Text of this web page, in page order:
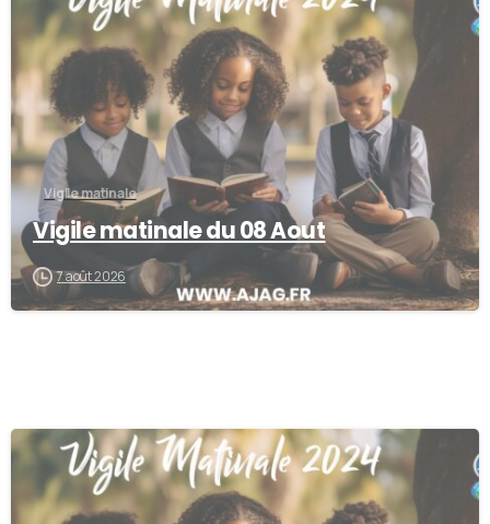
Vigile matinale
Vigile matinale du 08 Aout
7 août 2026